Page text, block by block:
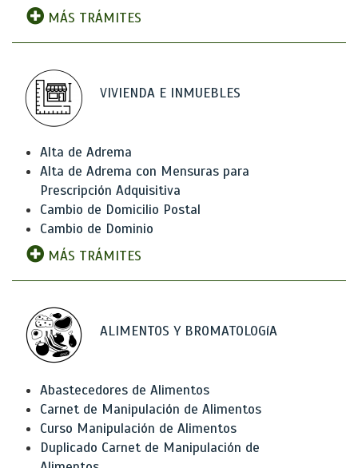
MÁS TRÁMITES
VIVIENDA E INMUEBLES
Alta de Adrema
Alta de Adrema con Mensuras para
Prescripción Adquisitiva
Cambio de Domicilio Postal
Cambio de Dominio
MÁS TRÁMITES
ALIMENTOS Y BROMATOLOGíA
Abastecedores de Alimentos
Carnet de Manipulación de Alimentos
Curso Manipulación de Alimentos
Duplicado Carnet de Manipulación de